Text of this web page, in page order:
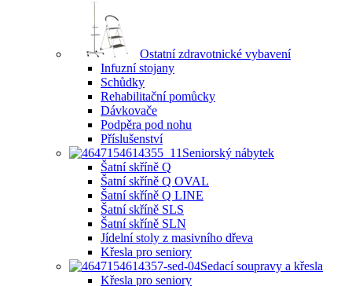
Ostatní zdravotnické vybavení
Infuzní stojany
Schůdky
Rehabilitační pomůcky
Dávkovače
Podpěra pod nohu
Příslušenství
Seniorský nábytek
Šatní skříně Q
Šatní skříně Q OVAL
Šatní skříně Q LINE
Šatní skříně SLS
Šatní skříně SLN
Jídelní stoly z masivního dřeva
Křesla pro seniory
Sedací soupravy a křesla
Křesla pro seniory